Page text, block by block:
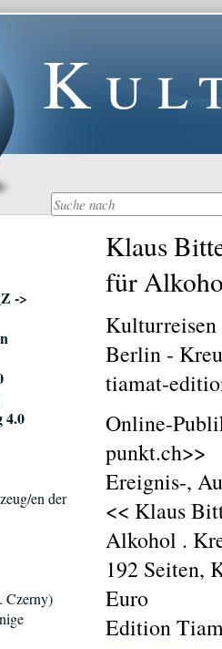
Klaus
für
Kulturreisen
Berlin -
tiamat-
Online-
punkt.ch>>
Ereignis-,
<< Klaus
Alkohol .
192 Seiten,
Euro
Edition
->
4.0
en der
Czerny)